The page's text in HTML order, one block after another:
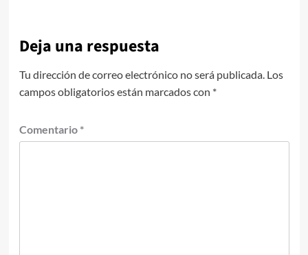
Deja una respuesta
Tu dirección de correo electrónico no será publicada. Los
campos obligatorios están marcados con *
Comentario *